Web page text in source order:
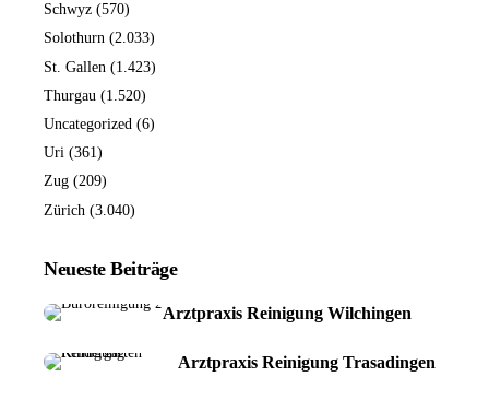
Schwyz (570)
Solothurn (2.033)
St. Gallen (1.423)
Thurgau (1.520)
Uncategorized (6)
Uri (361)
Zug (209)
Zürich (3.040)
Neueste Beiträge
Arztpraxis Reinigung Wilchingen
Arztpraxis Reinigung Trasadingen